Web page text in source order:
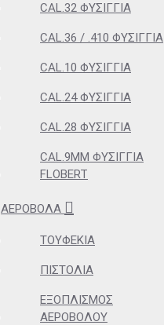
CAL.32 ΦΥΣΊΓΓΙΑ
CAL.36 / .410 ΦΥΣΊΓΓΙΑ
CAL.10 ΦΥΣΊΓΓΙΑ
CAL.24 ΦΥΣΊΓΓΙΑ
CAL.28 ΦΥΣΊΓΓΙΑ
CAL.9MM ΦΥΣΊΓΓΙΑ
FLOBERT
ΑΕΡΟΒΌΛΑ
ΤΟΥΦΈΚΙΑ
ΠΙΣΤΌΛΙΑ
ΕΞΟΠΛΙΣΜΌΣ
ΑΕΡΟΒΌΛΟΥ